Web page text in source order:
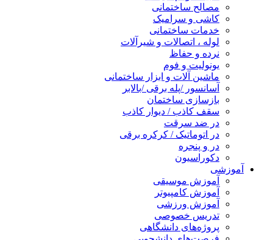
مصالح ساختمانی
کاشی و سرامیک
خدمات ساختمانی
لوله ، اتصالات و شیرآلات
نرده و حفاظ
یونولیت و فوم
ماشین آلات و ابزار ساختمانی
آسانسور /پله برقی /بالابر
بازسازی ساختمان
سقف کاذب / دیوار کاذب
در ضد سرقت
در اتوماتیک / کرکره برقی
در و پنجره
دکوراسیون
آموزشی
آموزش موسیقی
آموزش کامپیوتر
آموزش ورزشی
تدریس خصوصی
پروژه‌های دانشگاهی